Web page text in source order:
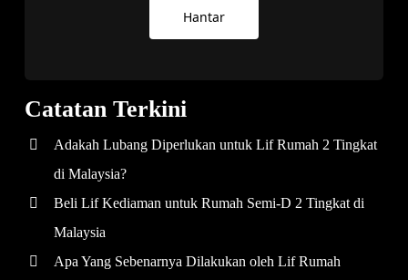
Hantar
Catatan Terkini
Adakah Lubang Diperlukan untuk Lif Rumah 2 Tingkat
di Malaysia?
Beli Lif Kediaman untuk Rumah Semi-D 2 Tingkat di
Malaysia
Apa Yang Sebenarnya Dilakukan oleh Lif Rumah